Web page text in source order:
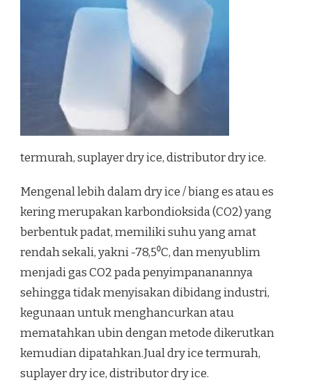
termurah, suplayer dry ice, distributor dry ice.
Mengenal lebih dalam dry ice / biang es atau es
kering merupakan karbondioksida (CO2) yang
berbentuk padat, memiliki suhu yang amat
rendah sekali, yakni -78,5⁰C, dan menyublim
menjadi gas CO2 pada penyimpananannya
sehingga tidak menyisakan dibidang industri,
kegunaan untuk menghancurkan atau
mematahkan ubin dengan metode dikerutkan
kemudian dipatahkan.Jual dry ice termurah,
suplayer dry ice, distributor dry ice.